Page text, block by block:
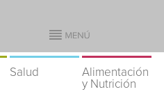
Salud
Alimentación
y Nutrición